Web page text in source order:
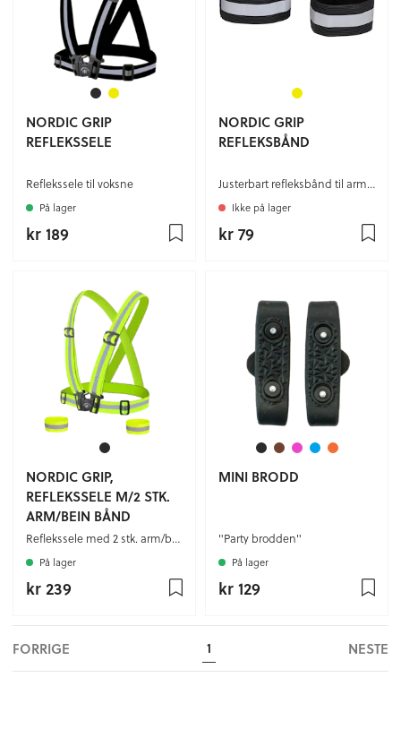
NORDIC GRIP
REFLEKSSELE
Reflekssele til voksne
På lager
kr 189
NORDIC GRIP
REFLEKSBÅND
Justerbart refleksbånd til arm og bein
Ikke på lager
kr 79
NORDIC GRIP,
REFLEKSSELE M/2 STK.
ARM/BEIN BÅND
Reflekssele med 2 stk. arm/bein bånd til voksne
På lager
kr 239
MINI BRODD
"Party brodden"
På lager
kr 129
FORRIGE 1 NESTE